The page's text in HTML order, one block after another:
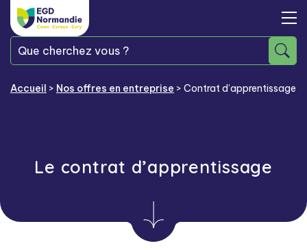
Accueil > Nos offres en entreprise > Contrat d’apprentissage
Le contrat d’apprentissage